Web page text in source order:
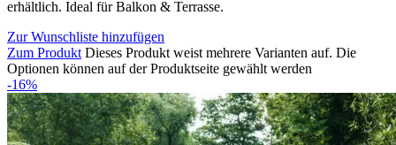
erhältlich. Ideal für Balkon & Terrasse.
Zur Wunschliste hinzufügen
Zum Produkt Dieses Produkt weist mehrere Varianten auf. Die
Optionen können auf der Produktseite gewählt werden
-16%